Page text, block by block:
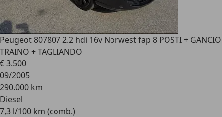
Peugeot 807807 2.2 hdi 16v Norwest fap 8 POSTI + GANCIO
TRAINO + TAGLIANDO
€ 3.500
09/2005
290.000 km
Diesel
7,3 l/100 km (comb.)